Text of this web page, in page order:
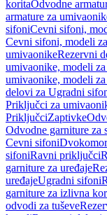
koritaOdvodne
armature za
sifoniCevni sifoni,
Cevni sifoni, modeli
umivaonikeRezervni
umivaonike, modeli za
umivaonike, modeli za
delovi za Ugradni
Priključci za
PriključciZaptivke
Odvodne garniture za
Cevni sifoni
sifoniRavni priključci
garniture za uređaje
uređajeUgradni sifoni
garniture za izlivna
odvodi za tuševe